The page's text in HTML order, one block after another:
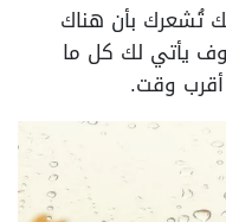
تُشعرك بأن هناك
يأتي لك كل ما
وقت.